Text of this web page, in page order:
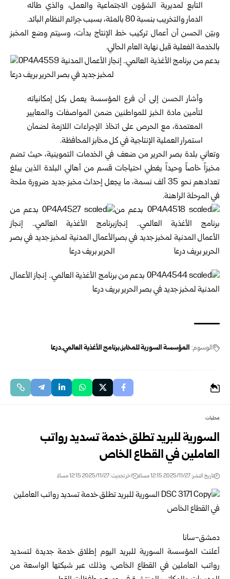
التابع لمديرية الشؤون الاجتماعية والعمل، والذي طاله
الدمار والتخريب بنسبة 80 بالمئة، بسبب جرائم النظام البائد.
وبيّن الحسن أن أعمال تركيب خط الإنتاج بدأت، وسيتم وضع المخبز
بالخدمة الفعلية قبل نهاية العام الحالي.
وأشار الحسن إلى أن فرع المؤسسة يعمل بكل إمكانياته
لتأمين مادة الخبز للمواطنين ضمن المواصفات والمعايير
المعتمدة، مع الحرص على اتخاذ ‏الإجراءات اللازمة لضمان
استمرار العملية الإنتاجية في كل مخابز المحافظة.
وتعاني بلدة بصر الحرير من ضعف في الخدمات التموينية، حيث تضم
مخبزاً خاصاً وحيداً يغطي احتياجات قسم من أهالي البلدة الذين يبلغ
تعدادهم نحو 35 ألف نسمة، ما يجعل إحداث مخبز جديد ضرورة ملحة
في المرحلة الراهنة.
الوسوم: المؤسسة السورية للمخابز برنامج الأغذية العالمي درعا
محليات
السورية للبريد تطلق خدمة تسديد رواتب
العاملين في القطاع الخاص
تاريخ النشر: 2025/11/27 12:15 مساءً اخر تحديث: 2025/11/27 12:15 مساءً
دمشق-سانا
أعلنت المؤسسة السورية للبريد اليوم إطلاق خدمة جديدة لتسديد
رواتب العاملين في القطاع الخاص، وذلك عبر شبكتها الواسعة من